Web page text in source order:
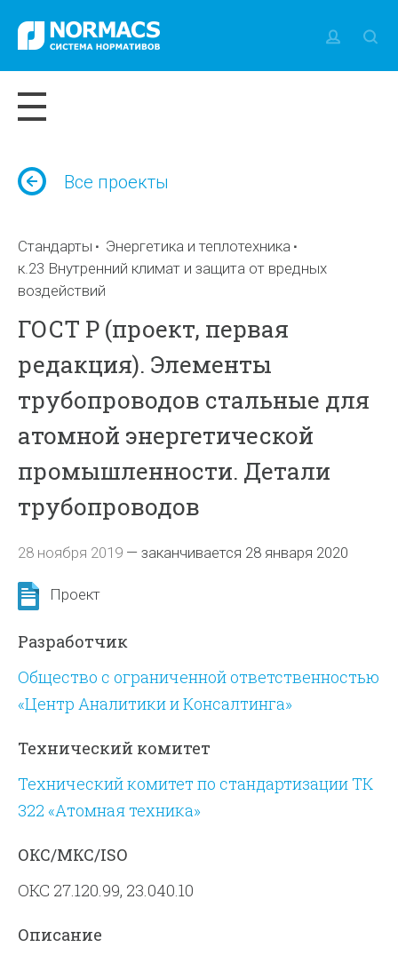
Все проекты
Стандарты
Энергетика и теплотехника
к.23 Внутренний климат и защита от вредных
воздействий
ГОСТ Р (проект, первая
редакция). Элементы
трубопроводов стальные для
атомной энергетической
промышленности. Детали
трубопроводов
28 ноября 2019 —заканчивается 28 января 2020
Проект
Разработчик
Общество с ограниченной ответственностью
«Центр Аналитики и Консалтинга»
Технический комитет
Технический комитет по стандартизации ТК
322 «Атомная техника»
ОКС/МКС/ISO
ОКС 27.120.99, 23.040.10
Описание